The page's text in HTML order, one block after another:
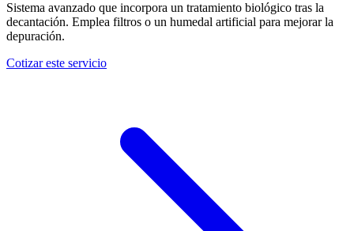
Sistema avanzado que incorpora un tratamiento biológico tras la
decantación. Emplea filtros o un humedal artificial para mejorar la
depuración.
Cotizar este servicio